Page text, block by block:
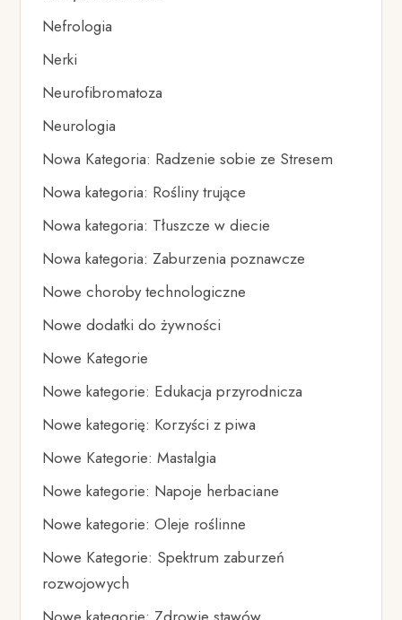
Nefrologia
Nerki
Neurofibromatoza
Neurologia
Nowa Kategoria: Radzenie sobie ze Stresem
Nowa kategoria: Rośliny trujące
Nowa kategoria: Tłuszcze w diecie
Nowa kategoria: Zaburzenia poznawcze
Nowe choroby technologiczne
Nowe dodatki do żywności
Nowe Kategorie
Nowe kategorie: Edukacja przyrodnicza
Nowe kategorię: Korzyści z piwa
Nowe Kategorie: Mastalgia
Nowe kategorie: Napoje herbaciane
Nowe kategorie: Oleje roślinne
Nowe Kategorie: Spektrum zaburzeń
rozwojowych